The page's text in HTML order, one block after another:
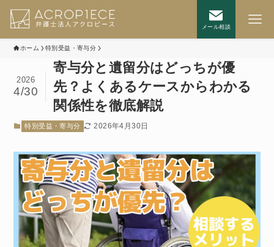
メール相談
ホーム 特別受益・寄与分
寄与分と遺留分はどっちが優
先？よくあるケースからわかる
関係性を徹底解説
2026
4/30
特別受益・寄与分 2026年4月30日